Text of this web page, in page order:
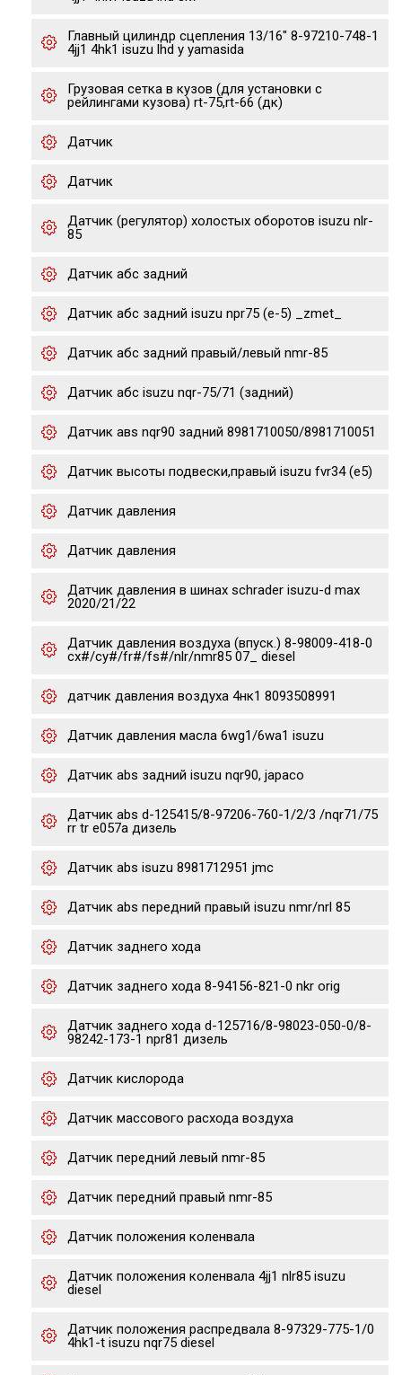
Главный цилиндр сцепления 13/16" 8-97210-748-1
4jj1 4hk1 isuzu lhd y yamasida
Грузовая сетка в кузов (для установки с
рейлингами кузова) rt-75,rt-66 (дк)
Датчик
Датчик
Датчик (регулятор) холостых оборотов isuzu nlr-
85
Датчик абс задний
Датчик абс задний isuzu npr75 (е-5) _zmet_
Датчик абс задний правый/левый nmr-85
Датчик абс isuzu nqr-75/71 (задний)
Датчик авs nqr90 задний 8981710050/8981710051
Датчик высоты подвески,правый isuzu fvr34 (e5)
Датчик давления
Датчик давления
Датчик давления в шинах schrader isuzu-d max
2020/21/22
Датчик давления воздуха (впуск.) 8-98009-418-0
cx#/cy#/fr#/fs#/nlr/nmr85 07_ diesel
датчик давления воздуха 4нк1 8093508991
Датчик давления масла 6wg1/6wa1 isuzu
Датчик abs задний isuzu nqr90, japaco
Датчик abs d-125415/8-97206-760-1/2/3 /nqr71/75
rr tr e057a дизель
Датчик abs isuzu 8981712951 jmc
Датчик abs передний правый isuzu nmr/nrl 85
Датчик заднего хода
Датчик заднего хода 8-94156-821-0 nkr orig
Датчик заднего хода d-125716/8-98023-050-0/8-
98242-173-1 npr81 дизель
Датчик кислорода
Датчик массового расхода воздуха
Датчик передний левый nmr-85
Датчик передний правый nmr-85
Датчик положения коленвала
Датчик положения коленвала 4jj1 nlr85 isuzu
diesel
Датчик положения распредвала 8-97329-775-1/0
4hk1-t isuzu nqr75 diesel